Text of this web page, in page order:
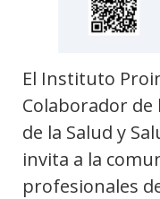
El Instituto
Colaborador de
de la Salud y
invita a la
profesionales